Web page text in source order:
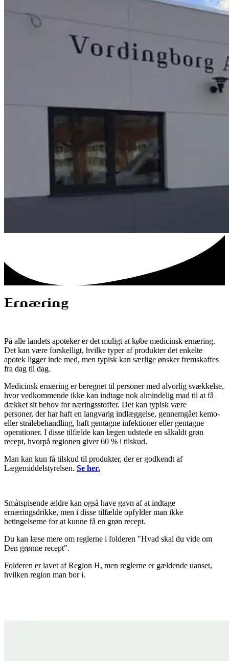
Ernæring
På alle landets apoteker er det muligt at købe medicinsk ernæring.
Det kan være forskelligt, hvilke typer af produkter det enkelte
apotek ligger inde med, men typisk kan særlige ønsker fremskaffes
fra dag til dag.
Medicinsk ernæring er beregnet til personer med alvorlig svækkelse,
hvor vedkommende ikke kan indtage nok almindelig mad til at få
dækket sit behov for næringsstoffer. Det kan typisk være
personer, der har haft en langvarig indlæggelse, gennemgået kemo-
eller strålebehandling, haft gentagne infektioner eller gentagne
operationer. I disse tilfælde kan lægen udstede en såkaldt grøn
recept, hvorpå regionen giver 60 % i tilskud.
Man kan kun få tilskud til produkter, der er godkendt af
Lægemiddelstyrelsen. Se her.
Småtspisende ældre kan også have gavn af at indtage
ernæringsdrikke, men i disse tilfælde opfylder man ikke
betingelserne for at kunne få en grøn recept.
Du kan læse mere om reglerne i folderen "Hvad skal du vide om
Den grønne recept".
Folderen er lavet af Region H, men reglerne er gældende uanset,
hvilken region man bor i.